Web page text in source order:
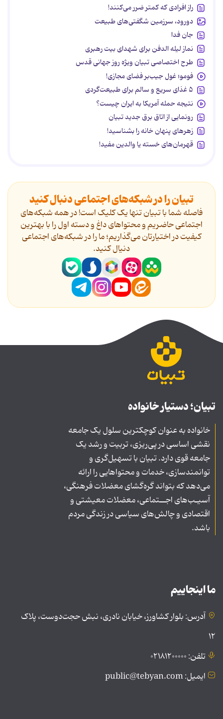
راز افرادی که کمتر ضرر می‌کنند!
دورود، سرزمین شگفتی‌های طبیعت
جان فدا
نماز لیله الدفن برای شهدای بیت رهبری
طرح اختصاصی تبیان ویژه روز جهانی قدس
فومو؛ غول جیب‌بر فضای مجازی!
۵ غذای سریع و سالم برای طبیعت‌گردی
نتیجه حمله آمریکا به ایران چیست؟
رونمایی از اتاق برق جدید تبیان
زهرهای پنهان خانه را بشناسید!
قهرمان‌های خسته یا والدین مفید!
تبیان را در شبکه‌های اجتماعی دنبال کنید
فاصله شما با تبیان تنها یک کلیک است! در همه شبکه‌های
اجتماعی حاضریم و محتواهای داغ و دسته اول را با بهترین
کیفیت در اختیارتان می‌گذاریم؛ ما را در شبکه‌های اجتماعی
دنیال کنید.
تبیان؛ دستیار خانواده
خانواده به عنوان کوچکترین سلول یک جامعه
نقشی اساسی در پی‌ریزی، تربیت و رشد یک
جامعه قوی دارد. تبیان با تسهیل‌گری و
توانمندسازی، خدمات و محتواهایی را ارائه
می‌دهد که بتواند گره‌گشای معضلات فرهنگی،
آسیـب‌های اجــتماعی، معضلات معیشتی و
اقتصادی و چالش‌های سیاسی در زندگی مردم
باشد.
ما اینجاییم
آدرس: بلوار کشاورز، خیابان نادری، نبش حجت‌دوست، پلاک
۱۲
تلفن: ۰۲۱۸۱۲۰۰۰۰۰
ایمیل: public@tebyan.com